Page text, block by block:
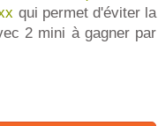
qui permet d'éviter la
2 mini à gagner par